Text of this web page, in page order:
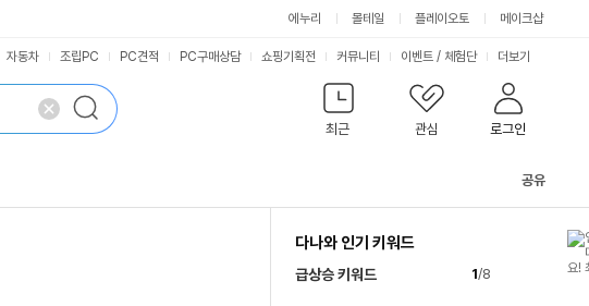
에누리 몰테일 플레이오토 메이크샵
최근 관심 로그인
자동차 조립PC PC견적 PC구매상담 쇼핑기획전 커뮤니티 이벤트 / 체험단 더보기
공유
다나와 인기 키워드
급상승 키워드 1/8